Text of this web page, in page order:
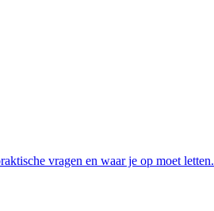
vragen en waar je op moet letten.